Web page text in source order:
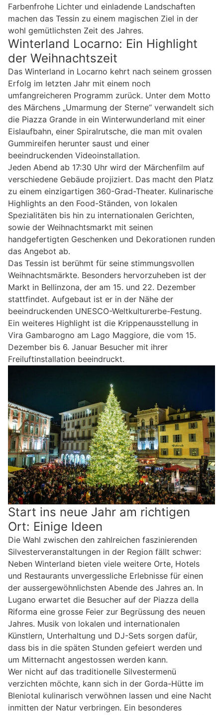
Farbenfrohe Lichter und einladende Landschaften
machen das Tessin zu einem magischen Ziel in der
wohl gemütlichsten Zeit des Jahres.
Winterland Locarno: Ein Highlight
der Weihnachtszeit
Das Winterland in Locarno kehrt nach seinem grossen
Erfolg im letzten Jahr mit einem noch
umfangreicheren Programm zurück. Unter dem Motto
des Märchens „Umarmung der Sterne“ verwandelt sich
die Piazza Grande in ein Winterwunderland mit einer
Eislaufbahn, einer Spiralrutsche, die man mit ovalen
Gummireifen herunter saust und einer
beeindruckenden Videoinstallation.
Jeden Abend ab 17:30 Uhr wird der Märchenfilm auf
verschiedene Gebäude projiziert. Das macht den Platz
zu einem einzigartigen 360-Grad-Theater. Kulinarische
Highlights an den Food-Ständen, von lokalen
Spezialitäten bis hin zu internationalen Gerichten,
sowie der Weihnachtsmarkt mit seinen
handgefertigten Geschenken und Dekorationen runden
das Angebot ab.
Das Tessin ist berühmt für seine stimmungsvollen
Weihnachtsmärkte. Besonders hervorzuheben ist der
Markt in Bellinzona, der am 15. und 22. Dezember
stattfindet. Aufgebaut ist er in der Nähe der
beeindruckenden UNESCO-Weltkulturerbe-Festung.
Ein weiteres Highlight ist die Krippenausstellung in
Vira Gambarogno am Lago Maggiore, die vom 15.
Dezember bis 6. Januar Besucher mit ihrer
Freiluftinstallation beeindruckt.
Start ins neue Jahr am richtigen
Ort: Einige Ideen
Die Wahl zwischen den zahlreichen faszinierenden
Silvesterveranstaltungen in der Region fällt schwer:
Neben Winterland bieten viele weitere Orte, Hotels
und Restaurants unvergessliche Erlebnisse für einen
der aussergewöhnlichsten Abende des Jahres an. In
Lugano erwartet die Besucher auf der Piazza della
Riforma eine grosse Feier zur Begrüssung des neuen
Jahres. Musik von lokalen und internationalen
Künstlern, Unterhaltung und DJ-Sets sorgen dafür,
dass bis in die späten Stunden gefeiert werden und
um Mitternacht angestossen werden kann.
Wer nicht auf das traditionelle Silvestermenü
verzichten möchte, kann sich in der Gorda-Hütte im
Bleniotal kulinarisch verwöhnen lassen und eine Nacht
inmitten der Natur verbringen. Ein besonderes